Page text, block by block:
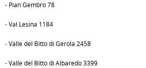
- Pian Gembro 78
- Val Lesina 1184
- Valle del Bitto di Gerola 2458
- Valle del Bitto di Albaredo 3399